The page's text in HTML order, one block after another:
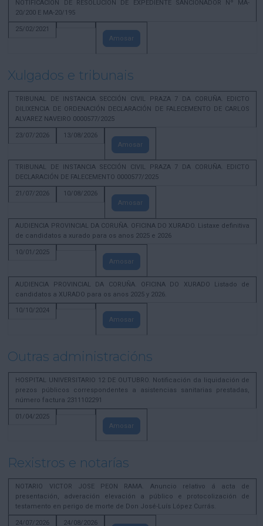
NOTIFICACION DE RESOLUCION DE EXPEDIENTE SANCIONADOR Nº MA-
20/200 E MA-20/195
25/02/2021
Amosar
Xulgados e tribunais
TRIBUNAL DE INSTANCIA SECCIÓN CIVIL PRAZA 7 DA CORUÑA. EDICTO
DILIXENCIA DE ORDENACIÓN DECLARACIÓN DE FALECEMENTO DE CARLOS
ALVAREZ NAVEIRO 0000577/2025
23/07/2026
13/08/2026
Amosar
TRIBUNAL DE INSTANCIA SECCIÓN CIVIL PRAZA 7 DA CORUÑA. EDICTO
DECLARACIÓN DE FALECEMENTO 0000577/2025
21/07/2026
10/08/2026
Amosar
AUDIENCIA PROVINCIAL DA CORUÑA. OFICINA DO XURADO. Listaxe definitiva
de candidatos a xurado para os anos 2025 e 2026
10/01/2025
Amosar
AUDIENCIA PROVINCIAL DA CORUÑA. OFICINA DO XURADO Listado de
candidatos a XURADO para os anos 2025 y 2026.
10/10/2024
Amosar
Outras administracións
HOSPITAL UNIVERSITARIO 12 DE OUTUBRO. Notificación da liquidación de
prezos públicos correspondentes a asistencias sanitarias prestadas,
número factura 2311102291
01/04/2025
Amosar
Rexistros e notarías
NOTARIO VICTOR JOSE PEON RAMA. Anuncio relativo á acta de
presentación, adveración elevación a público e protocolización de
testamento en perigo de morte de Don José-Luís López Currás.
24/07/2026
24/08/2026